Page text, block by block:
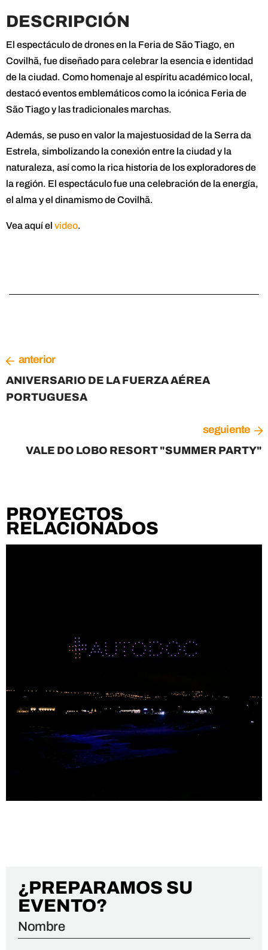
DESCRIPCIÓN
El espectáculo de drones en la Feria de São Tiago, en
Covilhã, fue diseñado para celebrar la esencia e identidad
de la ciudad. Como homenaje al espíritu académico local,
destacó eventos emblemáticos como la icónica Feria de
São Tiago y las tradicionales marchas.
Además, se puso en valor la majestuosidad de la Serra da
Estrela, simbolizando la conexión entre la ciudad y la
naturaleza, así como la rica historia de los exploradores de
la región. El espectáculo fue una celebración de la energía,
el alma y el dinamismo de Covilhã.
Vea aquí el video.
anterior
ANIVERSARIO DE LA FUERZA AÉREA
PORTUGUESA
seguiente
VALE DO LOBO RESORT "SUMMER PARTY"
PROYECTOS
RELACIONADOS
EVENTO PRIVADO |
¿PREPARAMOS SU
EVENTO?